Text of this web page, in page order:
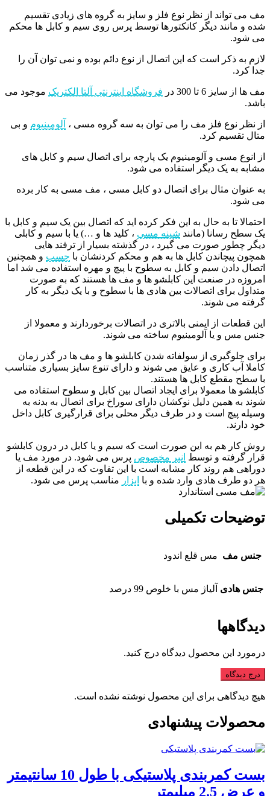
مف می تواند از نظر نوع فلز و سایز به گروه‌ های زیادی تقسیم
شده و مانند دیگر کانکتورها توسط پرس روی سیم و کابل ها محکم
می شود.
لازم به ذکر است که این اتصال از نوع دائم بوده و نمی توان آن را
جدا کرد.
مف ها از سایز 6 تا 300 در فروشگاه اینترنتی آلتا الکتریک موجود می
باشد.
از نظر نوع فلز مف را می توان به سه گروه مسی ، آلومینیوم و بی
متال تقسیم کرد.
از انوع مسی و آلومینیوم یک پارچه برای اتصال سیم و کابل های
مشابه به یک دیگر استفاده می شود.
به عنوان مثال برای اتصال دو کابل مسی ، مف مسی به کار برده
می شود.
احتمالا تا به حال به این فکر کرده اید که اتصال بین یک سیم و کابل با
یک سطح رسانا (مانند شینه مسی ، کلید ها و …) یا با سیم و کابلی
دیگر چطور صورت می گیرد ، در گذشته بسیار از ترفند هایی
همچون پیچاندن کابل ها به هم و محکم کردنشان با چسب و همچنین
اتصال دادن سیم و کابل به سطوح با پیچ و مهره استفاده می شد اما
امروزه در صنعت این کابلشو ها و مف ها هستند که به صورت
متداول برای اتصالات بین هادی ها با سطوح و با یک دیگر به کار
گرفته می شوند.
این قطعات از ایمنی بالاتری در اتصالات برخوردارند و معمولا از
جنس مس و یا آلومینیوم ساخته می شوند.
برای جلوگیری از سولفاته شدن کابلشو ها و مف ها در گذر زمان
کاملا آب کاری و عایق می شوند و دارای تنوع سایز بسیاری متناسب
با سطح مقطع کابل ها هستند.
کابلشو ها معمولا برای ایجاد اتصال بین کابل و سطوح استفاده می
شوند به همین دلیل نوکشان دارای سوراخ برای اتصال به بدنه به
وسیله پیچ است و در طرف دیگر محلی برای قرارگیری کابل داخل
خود دارند.
روش کار هم به این صورت است که سیم و یا کابل در درون کابلشو
قرار گرفته و توسط انبر مخصوص پرس می شود. در مورد مف یا
دوراهی هم روند کار مشابه است با این تفاوت که در این قطعه از
هر دو طرف هادی وارد شده و با ابزار مناسب پرس می شود.
توضیحات تکمیلی
جنس مف مس قلع اندود
جنس هادی آلیاژ مس با خلوص 99 درصد
دیدگاهها
درمورد این محصول دیدگاه درج کنید.
درج دیدگاه
هیچ دیدگاهی برای این محصول نوشته نشده است.
محصولات پیشنهادی
بست کمربندی پلاستیکی با طول 10 سانتیمتر
و عرض 2.5 میلیمتر